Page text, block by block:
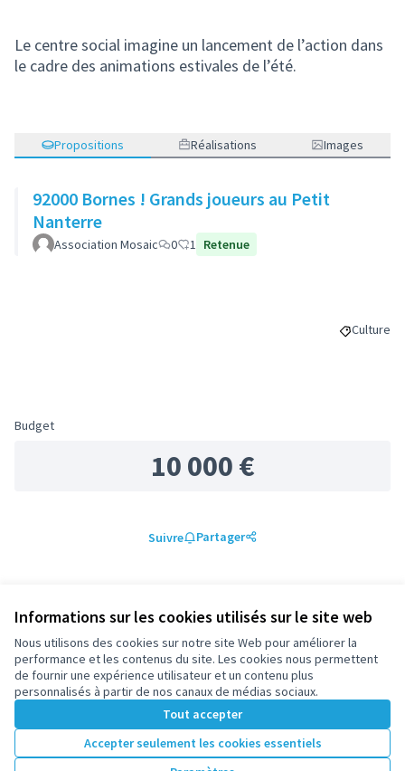
Informations sur les cookies utilisés sur le site web
Nous utilisons des cookies sur notre site Web pour améliorer la
performance et les contenus du site. Les cookies nous permettent
de fournir une expérience utilisateur et un contenu plus
personnalisés à partir de nos canaux de médias sociaux.
Tout accepter
Accepter seulement les cookies essentiels
Le centre social imagine un lancement de l’action dans
le cadre des animations estivales de l’été.
Propositions Réalisations Images
92000 Bornes ! Grands joueurs au Petit
Nanterre
Association Mosaic 0 1 Retenue
Filtrer
Culture
Budget
10 000 €
Suivre Partager
Les mieux notésLes plus récents
Les plus
anciens
Les plus
débattus
Les commentaires sont actuellement désactivés, mais
vous pouvez lire ceux déjà saisis.